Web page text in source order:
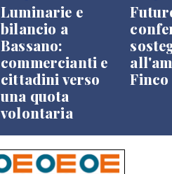
Luminarie e
bilancio a
Bassano:
commercianti e
cittadini verso
una quota
volontaria
Finco